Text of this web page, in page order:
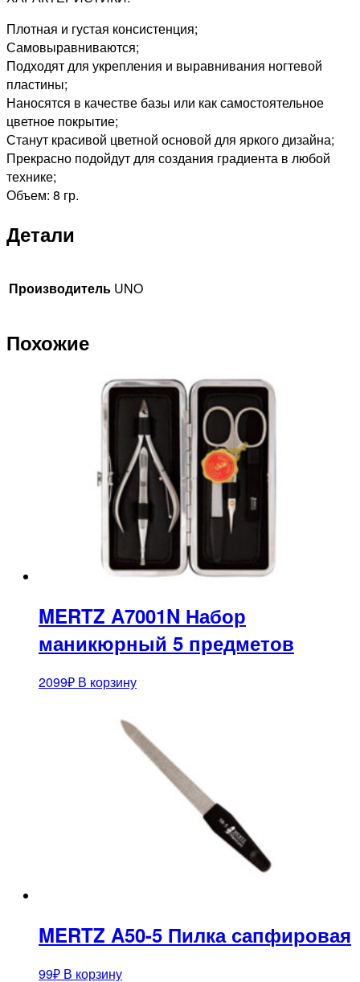
Плотная и густая консистенция;
Самовыравниваются;
Подходят для укрепления и выравнивания ногтевой
пластины;
Наносятся в качестве базы или как самостоятельное
цветное покрытие;
Станут красивой цветной основой для яркого дизайна;
Прекрасно подойдут для создания градиента в любой
технике;
Объем: 8 гр.
Детали
Производитель UNO
Похожие
MERTZ A7001N Набор
маникюрный 5 предметов
2099₽ В корзину
MERTZ A50-5 Пилка сапфировая
99₽ В корзину